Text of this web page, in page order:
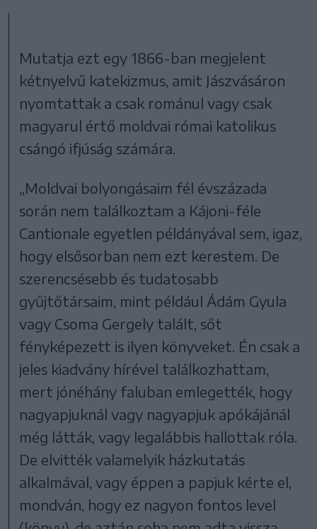
Mutatja ezt egy 1866-ban megjelent
kétnyelvű katekizmus, amit Jászvásáron
nyomtattak a csak románul vagy csak
magyarul értő moldvai római katolikus
csángó ifjúság számára.
„Moldvai bolyongásaim fél évszázada
során nem találkoztam a Kájoni-féle
Cantionale egyetlen példányával sem, igaz,
hogy elsősorban nem ezt kerestem. De
szerencsésebb és tudatosabb
gyűjtőtársaim, mint például Ádám Gyula
vagy Csoma Gergely talált, sőt
fényképezett is ilyen könyveket. Én csak a
jeles kiadvány hírével találkozhattam,
mert jónéhány faluban emlegették, hogy
nagyapjuknál vagy nagyapjuk apókájánál
még látták, vagy legalábbis hallottak róla.
De elvitték valamelyik házkutatás
alkalmával, vagy éppen a papjuk kérte el,
mondván, hogy ez nagyon fontos level